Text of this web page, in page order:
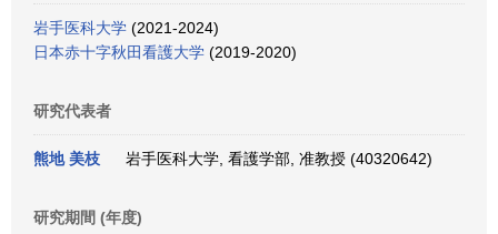
岩手医科大学 (2021-2024)
日本赤十字秋田看護大学 (2019-2020)
研究代表者
熊地 美枝 岩手医科大学, 看護学部, 准教授 (40320642)
研究期間 (年度)